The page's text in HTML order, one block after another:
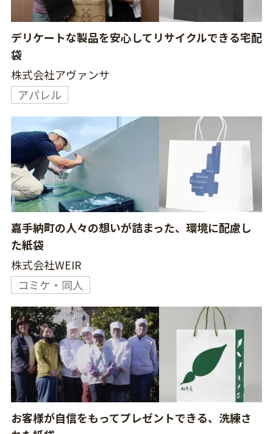
デリケートな製品を安心してリサイクルできる宅配
袋
株式会社アヴァンサ
アパレル
嘉手納町の人々の想いが詰まった、環境に配慮し
た紙袋
株式会社WEIR
コミケ・同人
お客様が自信をもってプレゼントできる、洗練さ